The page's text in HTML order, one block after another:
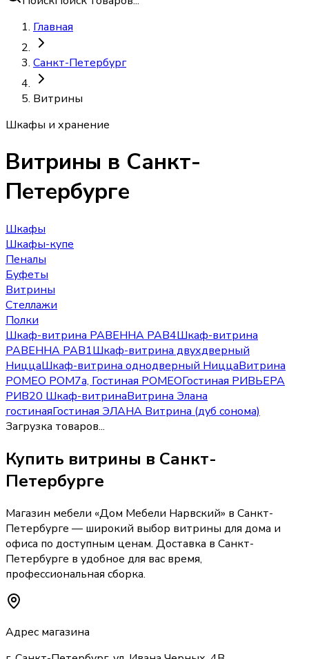
Главная
Санкт-Петербург
Витрины
Шкафы и хранение
Витрины в Санкт-
Петербурге
Шкафы
Шкафы-купе
Пеналы
Буфеты
Витрины
Стеллажи
Полки
Шкаф-витрина РАВЕННА РАВ4Шкаф-витрина
РАВЕННА РАВ1Шкаф-витрина двухдверный
НиццаШкаф-витрина однодверный НиццаВитрина
РОМЕО РОМ7а, Гостиная РОМЕОГостиная РИВЬЕРА
РИВ20 Шкаф-витринаВитрина Элана
гостинаяГостиная ЭЛАНА Витрина (дуб сонома)
Загрузка товаров...
Купить витрины в Санкт-
Петербурге
Магазин мебели «Дом Мебели Нарвский» в Санкт-
Петербурге — широкий выбор витрины для дома и
офиса по доступным ценам. Доставка в Санкт-
Петербурге в удобное для вас время,
профессиональная сборка.
Адрес магазина